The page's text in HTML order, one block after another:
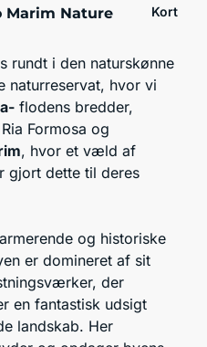
Marim Nature
Kort
rundt i den naturskønne
naturreservat, hvor vi
flodens bredder,
Formosa og
, hvor et væld af
gjort dette til deres
og historiske
er domineret af sit
der
en fantastisk udsigt
landskab. Her